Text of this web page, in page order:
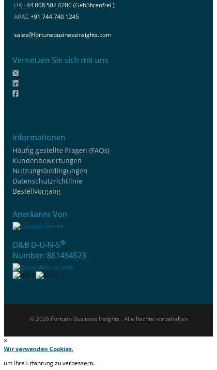
UK+44 808 502 0280 (Gebührenfrei )
APAC +91 744 740 1245
sales@fortunebusinessinsights.com
Vernetzen Sie sich mit uns
Informationen
Häufig gestellte Fragen (FAQs)
Kundenbewertungen
Nutzungsbedingungen
Datenschutzrichtlinie
Bestellvorgang
Anerkannt Von
D&B D-U-N-S®
Number: 861494523
© 2026 Fortune Business Insights . Alle Rechte vorbehalten
×
Wir verwenden Cookies.
um Ihre Erfahrung zu verbessern.